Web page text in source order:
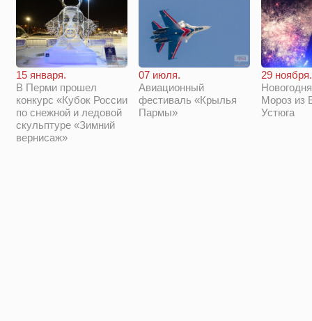
15 января.
В Перми прошел
конкурс «Кубок России
по снежной и ледовой
скульптуре «Зимний
вернисаж»
07 июля.
Авиационный
фестиваль «Крылья
Пармы»
29 ноября.
Мороз из
Устюга